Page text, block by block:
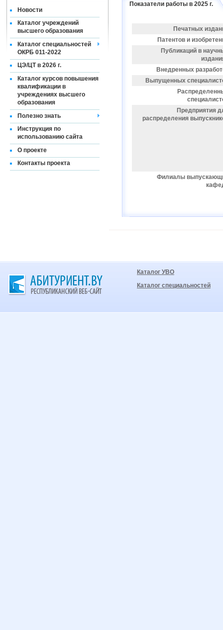
Новости
Каталог учреждений
высшего образования
Каталог специальностей
ОКРБ 011-2022
ЦЭ/ЦТ в 2026 г.
Каталог курсов повышения
квалификации в
учреждениях высшего
образования
Полезно знать
Инструкция по
использованию сайта
О проекте
Контакты проекта
Показатели работы в 2025 г.
Печатных
Патентов и
Публикаций в
Внедренных
Выпущенных
Предприятия
распределения
Филиалы
Каталог УВО
Каталог специальностей